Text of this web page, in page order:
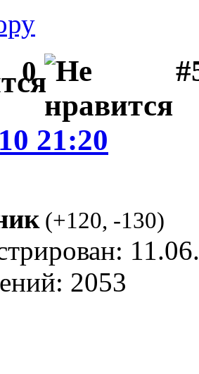
0
21:20
(+120, -130)
2053